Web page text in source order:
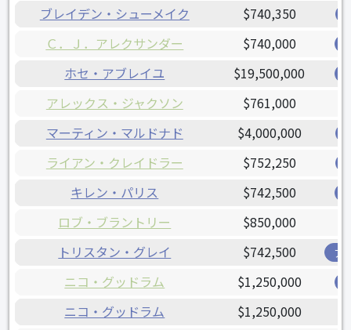
ブレイデン・シューメイク $740,350
Ｃ．Ｊ．アレクサンダー $740,000
ホセ・アブレイユ $19,500,000
アレックス・ジャクソン
$761,000
マーティン・マルドナド
$4,000,000
ライアン・クレイドラー $752,250
キレン・パリス $742,500
ロブ・ブラントリー
$850,000
トリスタン・グレイ
$742,500 ア
ニコ・グッドラム $1,250,000
ニコ・グッドラム
$1,250,000